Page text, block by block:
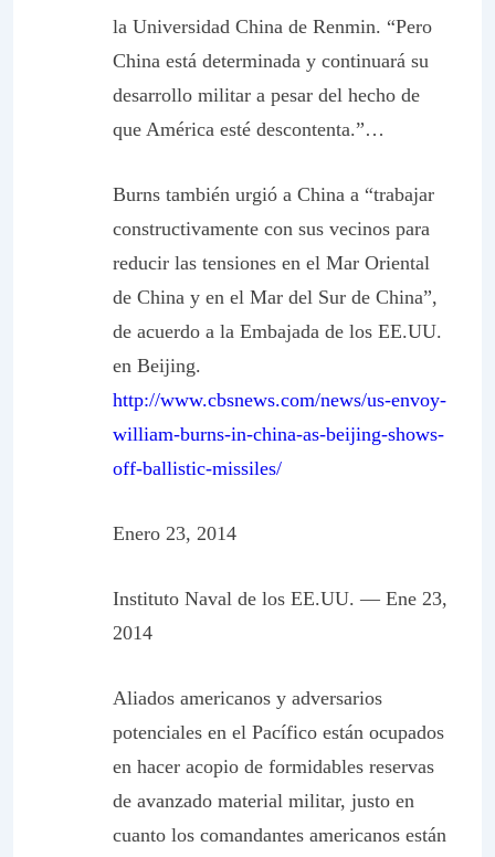
la Universidad China de Renmin. “Pero
China está determinada y continuará su
desarrollo militar a pesar del hecho de
que América esté descontenta.”…
Burns también urgió a China a “trabajar
constructivamente con sus vecinos para
reducir las tensiones en el Mar Oriental
de China y en el Mar del Sur de China”,
de acuerdo a la Embajada de los EE.UU.
en Beijing.
http://www.cbsnews.com/news/us-envoy-
william-burns-in-china-as-beijing-shows-
off-ballistic-missiles/
Enero 23, 2014
Instituto Naval de los EE.UU. — Ene 23,
2014
Aliados americanos y adversarios
potenciales en el Pacífico están ocupados
en hacer acopio de formidables reservas
de avanzado material militar, justo en
cuanto los comandantes americanos están